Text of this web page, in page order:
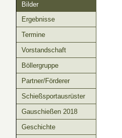
Bilder
Ergebnisse
Termine
Vorstandschaft
Böllergruppe
Partner/Förderer
Schießsportausrüster
Gauschießen 2018
Geschichte